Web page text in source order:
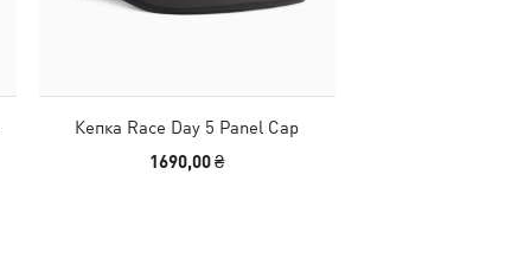
Кепка Race Day 5 Panel Cap
1690,00 ₴